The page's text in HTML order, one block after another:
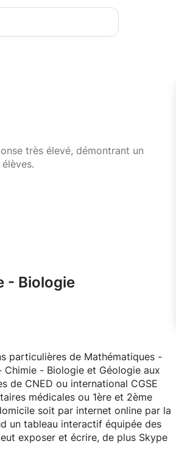
très élevé, démontrant un
- Biologie
particulières de Mathématiques -
- Biologie et Géologie aux
de CNED ou international CGSE
médicales ou 1ère et 2ème
soit par internet online par la
un tableau interactif équipée des
exposer et écrire, de plus Skype
chaque année.